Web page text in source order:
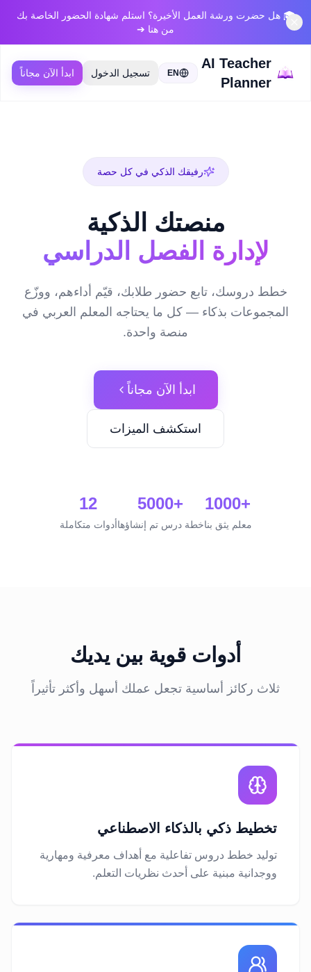
🎓 هل حضرت ورشة العمل الأخيرة؟ استلم شهادة الحضور الخاصة بك
من هنا ➔
AI Teacher
Planner
EN تسجيل الدخول ابدأ الآن مجاناً
رفيقك الذكي في كل حصة
منصتك الذكية
لإدارة الفصل الدراسي
خطط دروسك، تابع حضور طلابك، قيّم أداءهم، ووزّع
المجموعات بذكاء — كل ما يحتاجه المعلم العربي في
منصة واحدة.
ابدأ الآن مجاناً
استكشف الميزات
+1000
معلم يثق بنا
+5000
خطة درس تم إنشاؤها
12
أدوات متكاملة
أدوات قوية بين يديك
ثلاث ركائز أساسية تجعل عملك أسهل وأكثر تأثيراً
تخطيط ذكي بالذكاء الاصطناعي
توليد خطط دروس تفاعلية مع أهداف معرفية ومهارية
ووجدانية مبنية على أحدث نظريات التعلم.